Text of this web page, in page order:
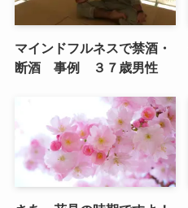
マインドフルネスで禁酒・
断酒 事例 ３７歳男性